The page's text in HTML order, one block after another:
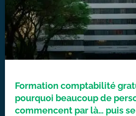
Formation comptabilité
pourquoi beaucoup de
commencent par là… puis